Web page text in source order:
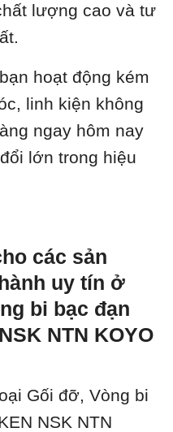
lượng cao và tư
hoạt động kém
linh kiện không
ngay hôm nay
lớn trong hiệu
các sản
uy tín ở
bi bạc đạn
NTN KOYO
Gối đỡ, Vòng bi
NSK NTN